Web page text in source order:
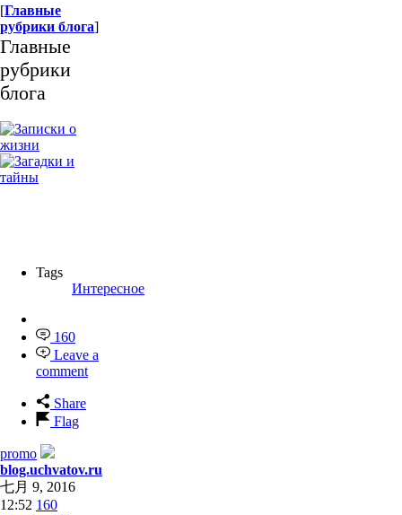
[Главные
рубрики блога
Главные
рубрики
160
Leave a
Share
promo
blog.uchvatov.ru
七月 9, 2016